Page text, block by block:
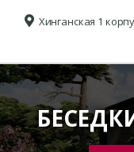
Хинганская 1